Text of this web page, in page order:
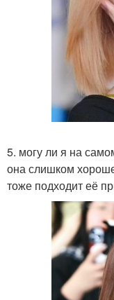
5. могу ли я на
она слишком
тоже подходит её